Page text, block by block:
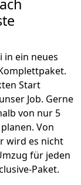
ein neues
Start
Job. Gerne
von nur 5
Von
wird es nicht
für jeden
Paket.